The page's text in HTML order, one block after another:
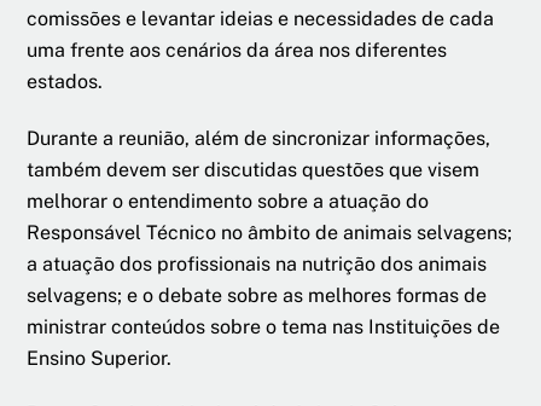
comissões e levantar ideias e necessidades de cada
uma frente aos cenários da área nos diferentes
estados.
Durante a reunião, além de sincronizar informações,
também devem ser discutidas questões que visem
melhorar o entendimento sobre a atuação do
Responsável Técnico no âmbito de animais selvagens;
a atuação dos profissionais na nutrição dos animais
selvagens; e o debate sobre as melhores formas de
ministrar conteúdos sobre o tema nas Instituições de
Ensino Superior.